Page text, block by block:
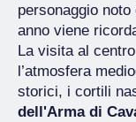
personaggio noto
anno viene
La visita al
l’atmosfera
storici, i cortili
dell'Arma di